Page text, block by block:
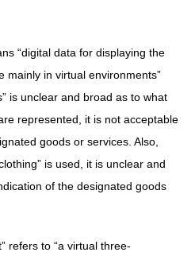
“digital data for displaying the
mainly in virtual environments”
is unclear and broad as to what
represented, it is not acceptable
goods or services. Also,
is used, it is unclear and
of the designated goods
refers to “a virtual three-